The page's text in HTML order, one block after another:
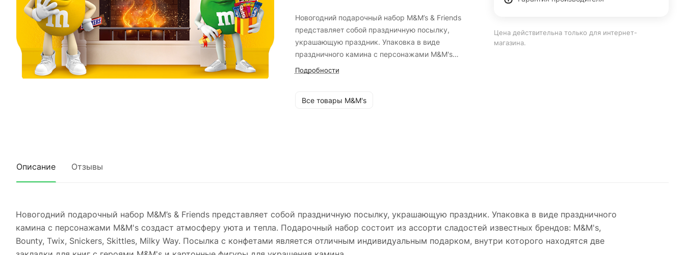
Новогодний подарочный набор M&M’s & Friends
представляет собой праздничную посылку,
украшающую праздник. Упаковка в виде
праздничного камина с персонажами M&M's
создаст атмосферу уюта и тепла.
Подробности
Все товары M&M's
Цена действительна только для интернет-
магазина.
Описание Отзывы
Новогодний подарочный набор M&M’s & Friends представляет собой праздничную посылку, украшающую праздник. Упаковка в виде праздничного
камина с персонажами M&M's создаст атмосферу уюта и тепла. Подарочный набор состоит из ассорти сладостей известных брендов: M&M's,
Bounty, Twix, Snickers, Skittles, Milky Way. Посылка с конфетами является отличным индивидуальным подарком, внутри которого находятся две